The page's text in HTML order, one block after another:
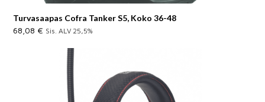
Turvasaapas Cofra Tanker S5, Koko 36-48
68,08 € Sis. ALV 25,5%